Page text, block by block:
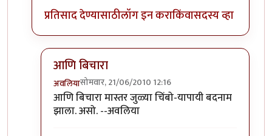
प्रतिसाद देण्यासाठीलॉग इन कराकिंवासदस्य व्हा
आणि बिचारा
अवलियासोमवार, 21/06/2010 12:16
In reply to>>मिपावरbyअवलिया
आणि बिचारा मास्तर जुळ्या चिंबो-यापायी बदनाम
झाला. असो. --अवलिया